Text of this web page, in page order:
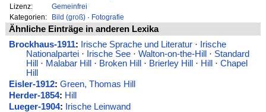
Lizenz:
Gemeinfrei
Kategorien:
Bild (groß)· Fotografie
Ähnliche Einträge in anderen Lexika
Brockhaus-1911: Irische Sprache und Literatur·
Irische
Nationalpartei· Irische See· Walton-on-the-Hill · Standard
Hill
· Malabar Hill · Broken Hill · Brierley Hill · Hill · Chapel
Hill
Eisler-1912: Green, Thomas Hill
Herder-1854: Hill
Lueger-1904: Irische Leinwand